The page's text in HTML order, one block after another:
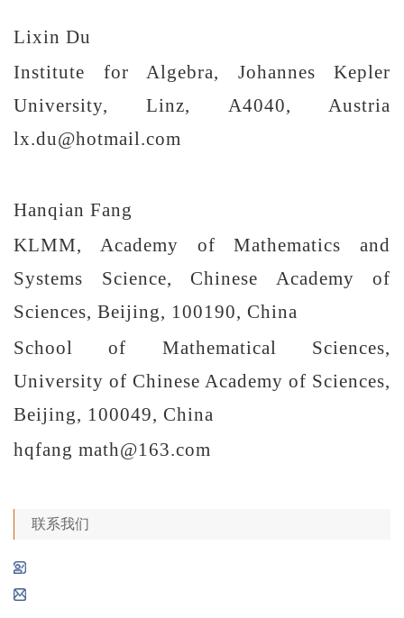
Lixin Du
Institute for Algebra, Johannes Kepler
University, Linz, A4040, Austria
lx.du@hotmail.com
Hanqian Fang
KLMM, Academy of Mathematics and
Systems Science, Chinese Academy of
Sciences, Beijing, 100190, China
School of Mathematical Sciences,
University of Chinese Academy of Sciences,
Beijing, 100049, China
hqfang math@163.com
联系我们